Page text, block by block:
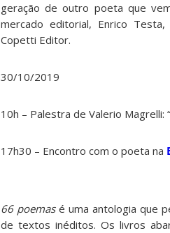
geração de outro poeta que
mercado editorial, Enrico
Copetti Editor.
30/10/2019
10h – Palestra de Valerio Magrelli:
17h30 – Encontro com o poeta na
66 poemasé uma antologia que
de textos inéditos. Os livros